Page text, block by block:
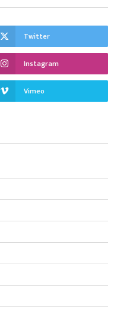
Twitter
Instagram
Vimeo